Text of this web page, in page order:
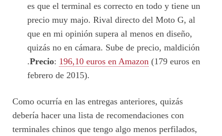
es que el terminal es correcto en todo y tiene un
precio muy majo. Rival directo del Moto G, al
que en mi opinión supera al menos en diseño,
quizás no en cámara. Sube de precio, maldición
.Precio: 196,10 euros en Amazon (179 euros en
febrero de 2015).
Como ocurría en las entregas anteriores, quizás
debería hacer una lista de recomendaciones con
terminales chinos que tengo algo menos perfilados,